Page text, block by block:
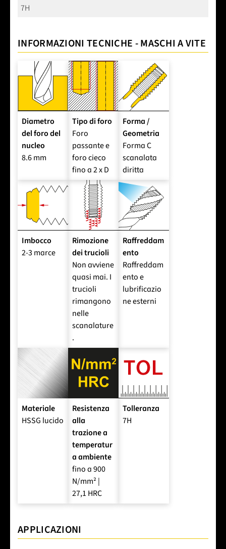
7H
INFORMAZIONI TECNICHE - MASCHI A VITE
Diametro
del foro del
nucleo
8.6 mm
Tipo di foro
Foro
passante e
foro cieco
fino a 2 x D
Forma /
Geometria
Forma C
scanalata
diritta
Imbocco
2-3 marce
Rimozione
dei trucioli
Non avviene
quasi mai. I
trucioli
rimangono
nelle
scanalature
.
Raffreddam
ento
Raffreddam
ento e
lubrificazio
ne esterni
Materiale
HSSG lucido
Resistenza
alla
trazione a
temperatur
a ambiente
fino a 900
N/mm² |
27,1 HRC
Tolleranza
7H
APPLICAZIONI